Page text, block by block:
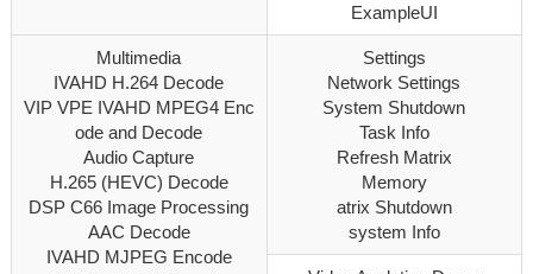
ExampleUI
Multimedia
IVAHD H.264 Decode
VIP VPE IVAHD MPEG4 Enc
ode and Decode
Audio Capture
H.265 (HEVC) Decode
DSP C66 Image Processing
AAC Decode
IVAHD MJPEG Encode
Settings
Network Settings
System Shutdown
Task Info
Refresh Matrix
Memory
atrix Shutdown
system Info